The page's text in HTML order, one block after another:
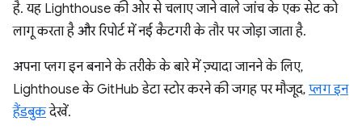
है. यह Lighthouse की ओर से चलाए जाने वाले जांच के एक सेट को
लागू करता है और रिपोर्ट में नई कैटगरी के तौर पर जोड़ा जाता है.
अपना प्लग इन बनाने के तरीके के बारे में ज़्यादा जानने के लिए,
Lighthouse के GitHub डेटा स्टोर करने की जगह पर मौजूद, प्लग इन
हैंडबुकदेखें.